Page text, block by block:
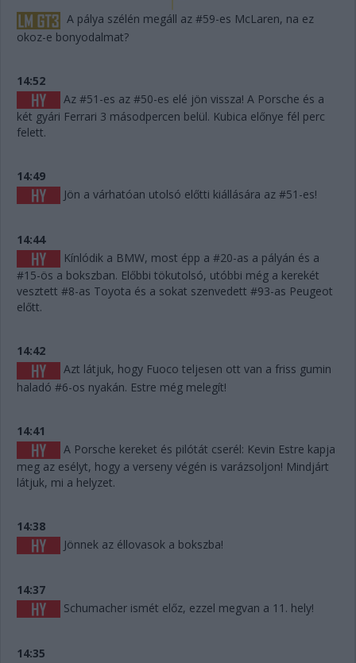
A pálya szélén megáll az #59-es McLaren, na ez
okoz-e bonyodalmat?
14:52
Az #51-es az #50-es elé jön vissza! A Porsche és a
két gyári Ferrari 3 másodpercen belül. Kubica előnye fél perc
felett.
14:49
Jön a várhatóan utolsó előtti kiállására az #51-es!
14:44
Kínlódik a BMW, most épp a #20-as a pályán és a
#15-ös a bokszban. Előbbi tökutolsó, utóbbi még a kerekét
vesztett #8-as Toyota és a sokat szenvedett #93-as Peugeot
előtt.
14:42
Azt látjuk, hogy Fuoco teljesen ott van a friss gumin
haladó #6-os nyakán. Estre még melegít!
14:41
A Porsche kereket és pilótát cserél: Kevin Estre kapja
meg az esélyt, hogy a verseny végén is varázsoljon! Mindjárt
látjuk, mi a helyzet.
14:38
Jönnek az éllovasok a bokszba!
14:37
Schumacher ismét előz, ezzel megvan a 11. hely!
14:35